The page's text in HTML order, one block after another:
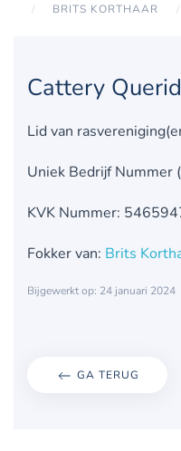
BRITS KORTHAAR
Cattery
Lid van
Uniek Bedrijf Nummer
KVK Nummer:
Fokker van: Brits
Bijgewerkt op: 24 januari 2024
GA TERUG